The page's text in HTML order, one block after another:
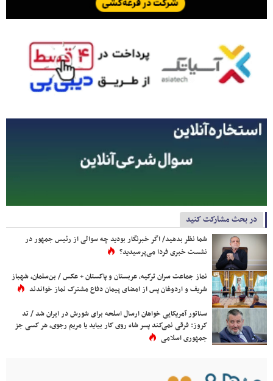
در بحث مشارکت کنید
شما نظر بدهید/ اگر خبرنگار بودید چه سوالی از رئیس جمهور در
نشست خبری فردا می‌پرسیدید؟
نماز جماعت سران ترکیه، عربستان و پاکستان + عکس / بن‌سلمان، شهباز
شریف و اردوغان پس از امضای پیمان دفاع مشترک نماز خواندند
سناتور آمریکایی خواهان ارسال اسلحه برای شورش در ایران شد / تد
کروز: فرقی نمی‌کند پسر شاه روی کار بیاید یا مریم رجوی، هر کسی جز
جمهوری اسلامی